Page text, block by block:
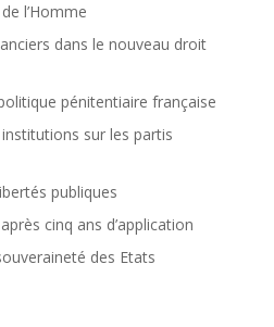
l’Homme
dans le nouveau droit
pénitentiaire française
institutions sur les partis
publiques
cinq ans d’application
des Etats